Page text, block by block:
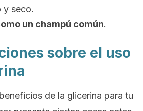
y seco.
un champú común.
sobre el uso
de la glicerina para tu